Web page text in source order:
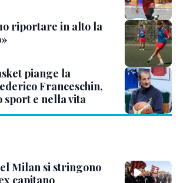
riportare in alto la
piange la
Franceschin,
e nella vita
Milan si stringono
capitano